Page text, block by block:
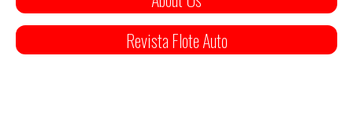
Revista Flote Auto